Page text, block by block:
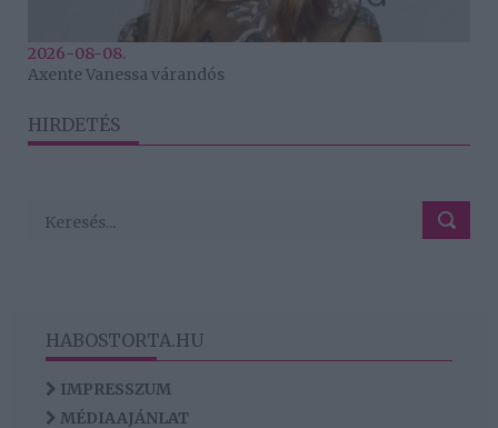
2026-08-08.
Axente Vanessa várandós
HIRDETÉS
HABOSTORTA.HU
IMPRESSZUM
MÉDIAAJÁNLAT